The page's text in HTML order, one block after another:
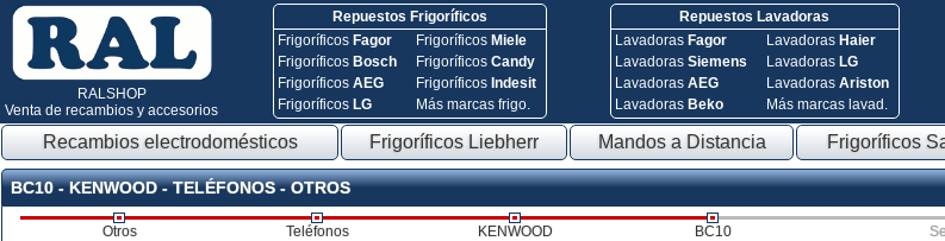
RALSHOP
Venta de recambios y accesorios
Repuestos Frigoríficos
Frigoríficos Fagor
Frigoríficos Bosch
FrigoríficosAEG
Frigoríficos LG
Frigoríficos Miele
FrigoríficosCandy
Frigoríficos Indesit
Más marcas frigo.
Repuestos Lavadoras
Lavadoras Fagor
Lavadoras Siemens
Lavadoras AEG
Lavadoras Beko
Lavadoras Haier
Lavadoras LG
Lavadoras Ariston
Más marcas lavad.
Recambios electrodomésticos Frigoríficos Liebherr Mandos a Distancia Frigoríficos
BC10 - KENWOOD - TELÉFONOS - OTROS
Otros Teléfonos KENWOOD BC10